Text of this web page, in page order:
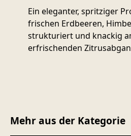
Ein eleganter, spritziger
frischen Erdbeeren,
strukturiert und knackig
erfrischenden
Mehr aus der Kategorie